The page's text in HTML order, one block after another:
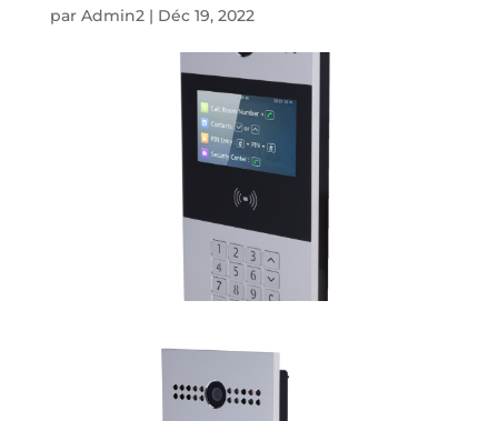
par Admin2| Déc 19, 2022